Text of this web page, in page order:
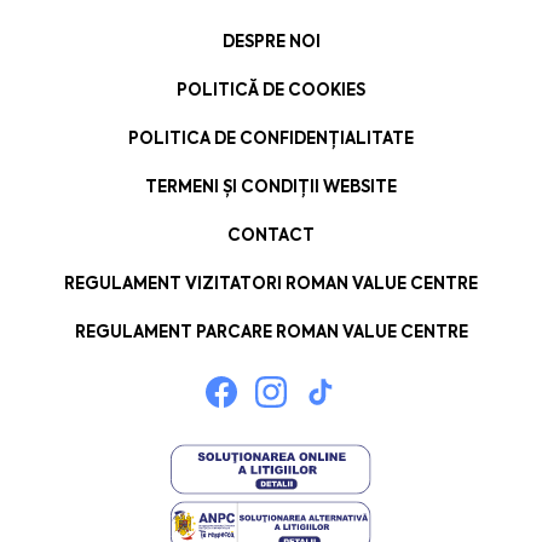
DESPRE NOI
POLITICĂ DE COOKIES
POLITICA DE CONFIDENȚIALITATE
TERMENI ȘI CONDIȚII WEBSITE
CONTACT
REGULAMENT VIZITATORI ROMAN VALUE CENTRE
REGULAMENT PARCARE ROMAN VALUE CENTRE